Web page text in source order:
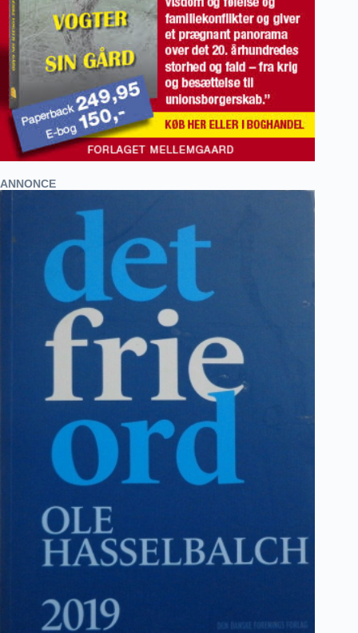
ANNONCE